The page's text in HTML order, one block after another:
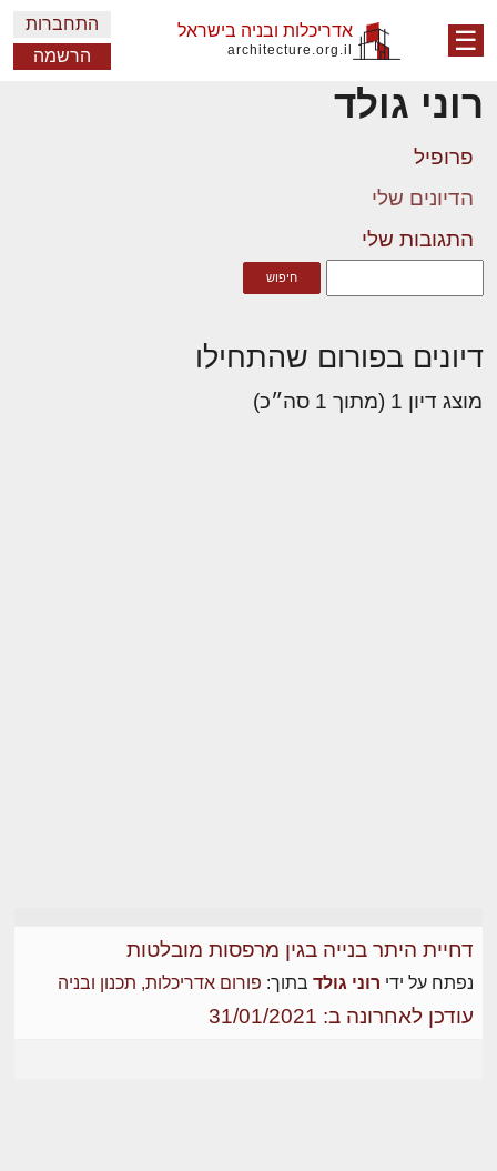
☰ אדריכלות ובניה בישראל
architecture.org.il
התחברות
הרשמה
רוני גולד
פרופיל
הדיונים שלי
התגובות שלי
דיונים בפורום שהתחילו
מוצג דיון 1 (מתוך 1 סה״כ)
דחיית היתר בנייה בגין מרפסות מובלטות
נפתח על ידי רוני גולד בתוך: פורום אדריכלות, תכנון ובניה
עודכן לאחרונה ב: 31/01/2021